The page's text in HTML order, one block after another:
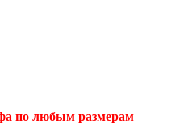
по любым размерам